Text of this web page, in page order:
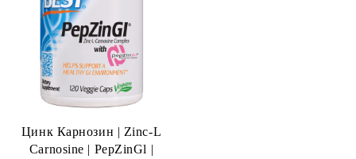
Цинк Карнозин | Zinc-L
Carnosine | PepZinGl |